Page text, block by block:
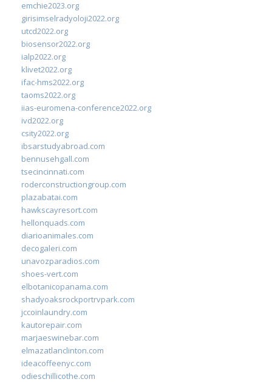
emchie2023.org
girisimselradyoloji2022.org
utcd2022.org
biosensor2022.org
ialp2022.org
klivet2022.org
ifac-hms2022.org
taoms2022.org
iias-euromena-conference2022.org
ivd2022.org
csity2022.org
ibsarstudyabroad.com
bennusehgall.com
tsecincinnati.com
roderconstructiongroup.com
plazabatai.com
hawkscayresort.com
hellonquads.com
diarioanimales.com
decogaleri.com
unavozparadios.com
shoes-vert.com
elbotanicopanama.com
shadyoaksrockportrvpark.com
jccoinlaundry.com
kautorepair.com
marjaeswinebar.com
elmazatlanclinton.com
ideacoffeenyc.com
odieschillicothe.com